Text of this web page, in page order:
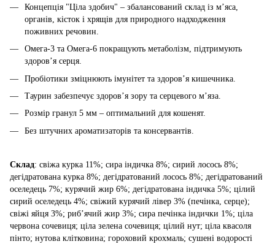
Концепція "Ціла здобич" – збалансований склад із м’яса,
органів, кісток і хрящів для природного надходження
поживних речовин.
Омега-3 та Омега-6 покращують метаболізм, підтримують
здоров’я серця.
Пробіотики зміцнюють імунітет та здоров’я кишечника.
Таурин забезпечує здоров’я зору та серцевого м’яза.
Розмір гранул 5 мм – оптимальний для кошенят.
Без штучних ароматизаторів та консервантів.
Склад: свіжа курка 11%; сира індичка 8%; сирий лосось 8%;
дегідратована курка 8%; дегідратований лосось 8%; дегідратований
оселедець 7%; курячий жир 6%; дегідратована індичка 5%; цілий
сирий оселедець 4%; свіжий курячий лівер 3% (печінка, серце);
свіжі яйця 3%; риб’ячий жир 3%; сира печінка індички 1%; ціла
червона сочевиця; ціла зелена сочевиця; цілий нут; ціла квасоля
пінто; нутова клітковина; гороховий крохмаль; сушені водорості